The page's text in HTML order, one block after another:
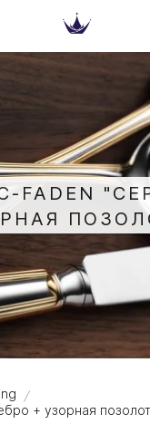
FADEN
/
+ узорная